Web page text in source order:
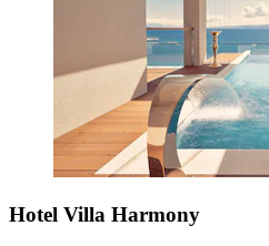
Hotel Villa Harmony